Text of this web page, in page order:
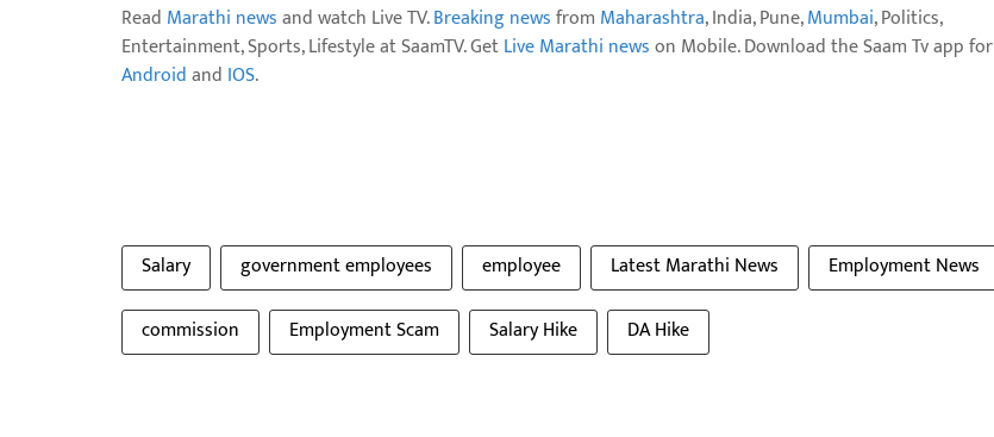
Read Marathi newsand watch Live TV.Breaking newsfrom Maharashtra, India, Pune,Mumbai, Politics,
Entertainment, Sports, Lifestyle at SaamTV. GetLive Marathi newson Mobile. Download the Saam Tv app for
Androidand IOS.
Salary government employees employee Latest Marathi News
Employment News
commission
Employment Scam Salary Hike DA Hike